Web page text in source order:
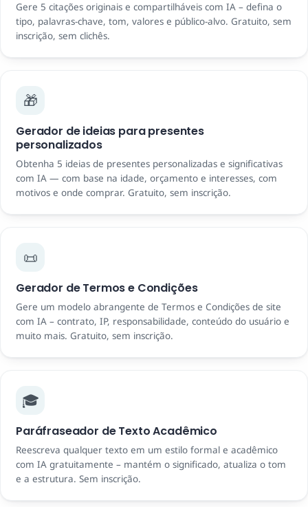
Gere 5 citações originais e compartilháveis ​​com IA – defina o
tipo, palavras-chave, tom, valores e público-alvo. Gratuito, sem
inscrição, sem clichês.
🎁
Gerador de ideias para presentes
personalizados
Obtenha 5 ideias de presentes personalizadas e significativas
com IA — com base na idade, orçamento e interesses, com
motivos e onde comprar. Gratuito, sem inscrição.
📜
Gerador de Termos e Condições
Gere um modelo abrangente de Termos e Condições de site
com IA – contrato, IP, responsabilidade, conteúdo do usuário e
muito mais. Gratuito, sem inscrição.
🎓
Paráfraseador de Texto Acadêmico
Reescreva qualquer texto em um estilo formal e acadêmico
com IA gratuitamente – mantém o significado, atualiza o tom
e a estrutura. Sem inscrição.